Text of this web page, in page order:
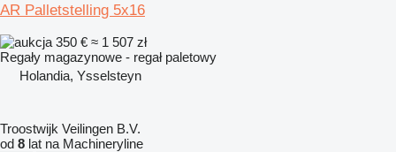
AR Palletstelling 5x16
350 € ≈ 1 507 zł
Regały magazynowe - regał paletowy
Holandia, Ysselsteyn
Troostwijk Veilingen B.V.
od 8 lat na Machineryline